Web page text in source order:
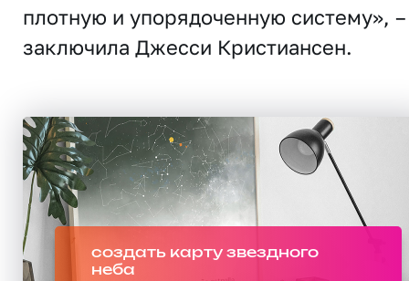
плотную и упорядоченную систему», –
заключила Джесси Кристиансен.
создать карту звездного
неба